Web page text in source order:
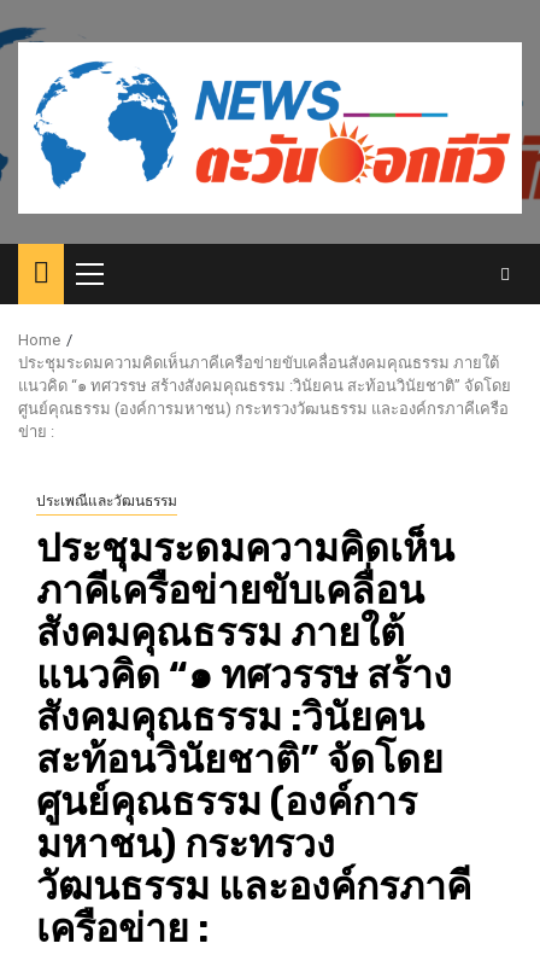
to
content
Primary
Menu
Home
ประชุมระดมความคิดเห็นภาคีเครือข่ายขับเคลื่อนสังคมคุณธรรม ภายใต้
แนวคิด “๑ ทศวรรษ สร้างสังคมคุณธรรม :วินัยคน สะท้อนวินัยชาติ” จัดโดย
ศูนย์คุณธรรม (องค์การมหาชน) กระทรวงวัฒนธรรม และองค์กรภาคีเครือ
ข่าย :
ประเพณีและวัฒนธรรม
ประชุมระดมความคิดเห็น
ภาคีเครือข่ายขับเคลื่อน
สังคมคุณธรรม ภายใต้
แนวคิด “๑ ทศวรรษ สร้าง
สังคมคุณธรรม :วินัยคน
สะท้อนวินัยชาติ” จัดโดย
ศูนย์คุณธรรม (องค์การ
มหาชน) กระทรวง
วัฒนธรรม และองค์กรภาคี
เครือข่าย :